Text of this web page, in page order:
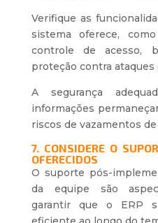
Verifique as
sistema oferece,
controle de acesso,
proteção contra
A segurança
informações
riscos de vazamentos de
7. CONSIDERE O
OFERECIDOS
O suporte pós-
da equipe são
garantir que o ERP